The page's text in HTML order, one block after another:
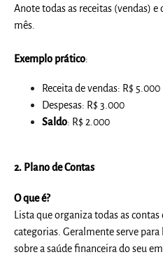
Anote todas as receitas (vendas) e
mês.
Exemplo prático:
Receita de vendas: R$ 5.000
Despesas: R$ 3.000
Saldo: R$ 2.000
2. Plano de Contas
O que é?
Lista que organiza todas as
categorias. Geralmente serve
sobre a saúde financeira do seu